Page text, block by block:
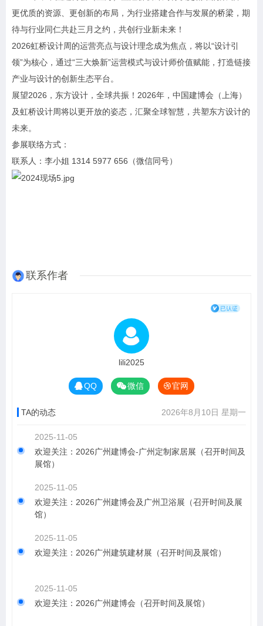
更优质的资源、更创新的布局，为行业搭建合作与发展的桥梁，期
待与行业同仁共赴三月之约，共创行业新未来！
2026虹桥设计周的运营亮点与设计理念成为焦点，将以“设计引
领”为核心，通过“三大焕新”运营模式与设计师价值赋能，打造链接
产业与设计的创新生态平台。
展望2026，东方设计，全球共振！2026年，中国建博会（上海）
及虹桥设计周将以更开放的姿态，汇聚全球智慧，共塑东方设计的
未来。
参展联络方式：
联系人：李小姐 1314 5977 656（微信同号）
联系作者
lili2025
QQ 微信 官网
TA的动态 2026年8月10日 星期一
2025-11-05
欢迎关注：2026广州建博会-广州定制家居展（召开时间及
展馆）
2025-11-05
欢迎关注：2026广州建博会及广州卫浴展（召开时间及展
馆）
2025-11-05
欢迎关注：2026广州建筑建材展（召开时间及展馆）
2025-11-05
欢迎关注：2026广州建博会（召开时间及展馆）